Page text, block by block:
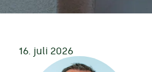
16. juli 2026